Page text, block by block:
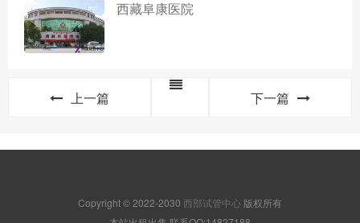
西藏阜康医院
上一篇 下一篇
Copyright © 2022-2030 西部试管中心 版权所有